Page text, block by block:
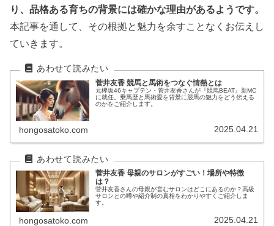
り、品格ある育ちの背景には確かな理由があるようです。
本記事を通して、その根拠と魅力を余すことなくお伝えし
ていきます。
菅井友香 競馬と馬術をつなぐ情熱とは
元欅坂46キャプテン・菅井友香さんが『競馬BEAT』新MC
に就任。乗馬歴と馬術愛を背景に競馬の魅力をどう伝える
のかをご紹介します。
hongosatoko.com 2025.04.21
菅井友香 母親のサロンがすごい！場所や特徴
は？
菅井友香さんの母親が営むサロンはどこにあるのか？高級
サロンとの噂や紹介制の真相をわかりやすくご紹介しま
す。
hongosatoko.com 2025.04.21